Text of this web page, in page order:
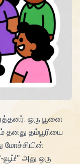
ஒரு பூனை
தனது தம்பூரியை
மோச்சியின்
அது ஒரு